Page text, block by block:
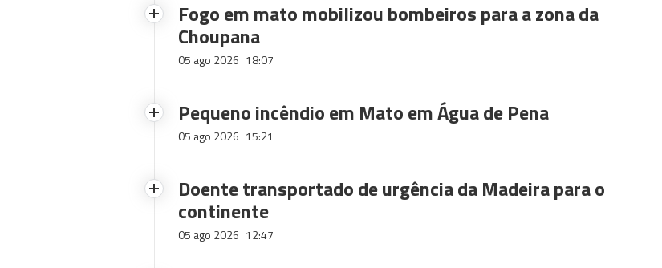
Fogo em mato mobilizou bombeiros para a zona da
Choupana
05 ago 2026 18:07
Pequeno incêndio em Mato em Água de Pena
05 ago 2026 15:21
Doente transportado de urgência da Madeira para o
continente
05 ago 2026 12:47